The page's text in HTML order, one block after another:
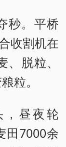
秒。平桥
收割机在
脱粒、
粒。
，昼夜轮
田7000余